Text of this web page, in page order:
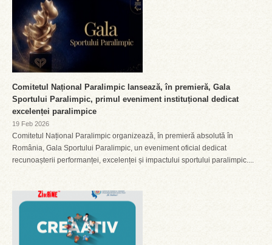
Comitetul Național Paralimpic lansează, în premieră, Gala
Sportului Paralimpic, primul eveniment instituțional dedicat
excelenței paralimpice
19 Feb 2026
Comitetul Național Paralimpic organizează, în premieră absolută în
România, Gala Sportului Paralimpic, un eveniment oficial dedicat
recunoașterii performanței, excelenței și impactului sportului paralimpic....